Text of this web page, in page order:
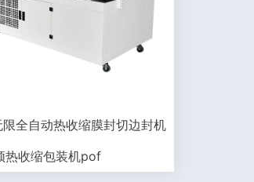
全自动热收缩膜封切边封机
热收缩包装机pof